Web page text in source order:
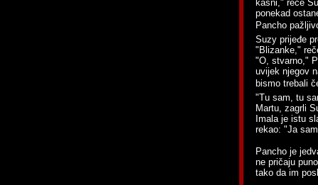
kasni," reče
ponekad
Pancho
Suzy prijeđe
"Blizanke,"
"O, stvarno,"
uvijek njegov
bismo trebali
"Tu sam, tu
Martu, zagrli
Imala je istu
rekao: "Ja
Pancho je
ne pričaju
tako da im